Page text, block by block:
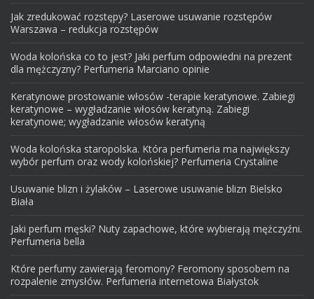
Jak zredukować rozstępy? Laserowe usuwanie rozstępów
Warszawa – redukcja rozstępów
Woda kolońska co to jest? Jaki perfum odpowiedni na prezent
dla mężczyzny? Perfumeria Marciano opinie
Keratynowe prostowanie włosów -terapie keratynowe. Zabiegi
keratynowe – wygładzanie włosów keratyną. Zabiegi
keratynowe; wygładzanie włosów keratyną
Woda kolońska staropolska. Która perfumeria ma największy
wybór perfum oraz wody kolońskiej? Perfumeria Crystaline
Usuwanie blizn i żylaków – Laserowe usuwanie blizn Bielsko
Biała
Jaki perfum męski? Nuty zapachowe, które wybierają mężczyźni.
Perfumeria bella
Które perfumy zawierają feromony? Feromony sposobem na
rozpalenie zmysłów. Perfumeria internetowa Białystok